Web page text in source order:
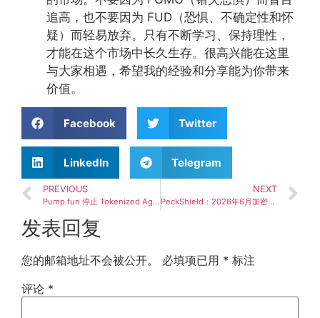
追高，也不要因为 FUD（恐惧、不确定性和怀
疑）而轻易放弃。只有不断学习、保持理性，
才能在这个市场中长久生存。很高兴能在这里
与大家相遇，希望我的经验和分享能为你带来
价值。
Facebook Twitter
LinkedIn Telegram
PREVIOUS
Pump.fun 停止 Tokenized Agent 发行功能，加密代理行业面临新挑战
NEXT
PeckShield：2026年6月加密领域40起重大黑客攻击 总损失超7587万美元
发表回复
您的邮箱地址不会被公开。 必填项已用 * 标注
评论 *